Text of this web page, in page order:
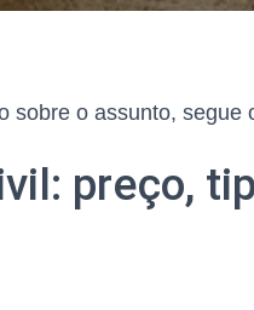
sobre o assunto, segue
preço,